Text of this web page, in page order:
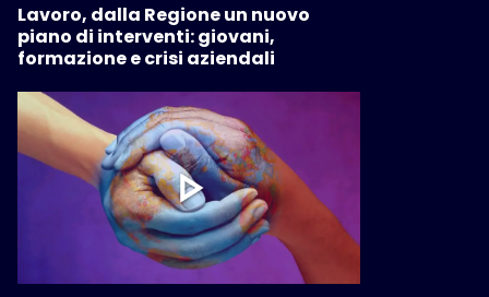
Lavoro, dalla Regione un nuovo
piano di interventi: giovani,
formazione e crisi aziendali